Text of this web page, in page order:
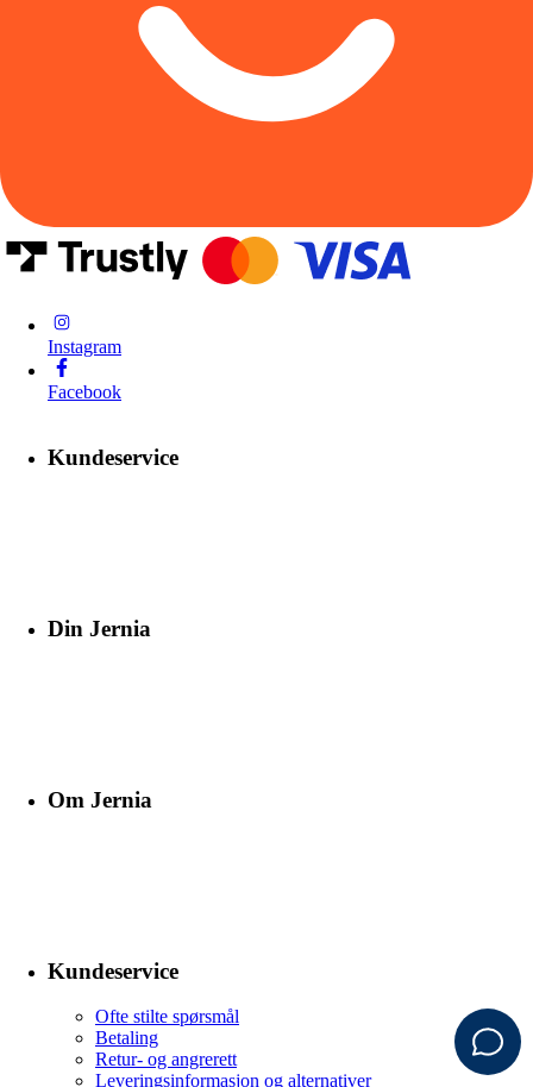
Instagram
Facebook
Kundeservice
Din Jernia
Om Jernia
Kundeservice
Ofte stilte spørsmål
Betaling
Retur- og angrerett
Leveringsinformasjon og alternativer